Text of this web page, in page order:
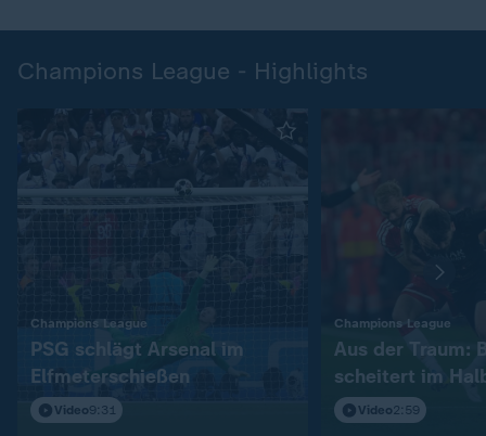
Champions League - Highlights
Champions League
PSG schlägt Arsenal im
Elfmeterschießen
Video9:31
Champions League
Aus der Traum:
scheitert im
Video2:59